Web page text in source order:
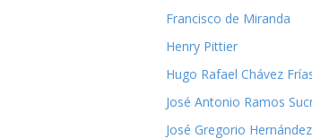
Francisco de Miranda
Henry Pittier
Hugo Rafael Chávez
José Antonio Ramos
José Gregorio Hernández